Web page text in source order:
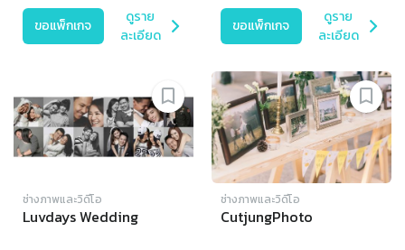
ขอแพ็กเกจ
ดูราย
ละเอียด
ขอแพ็กเกจ
ดูราย
ละเอียด
ช่างภาพและวิดีโอ
Luvdays Wedding
ช่างภาพและวิดีโอ
CutjungPhoto